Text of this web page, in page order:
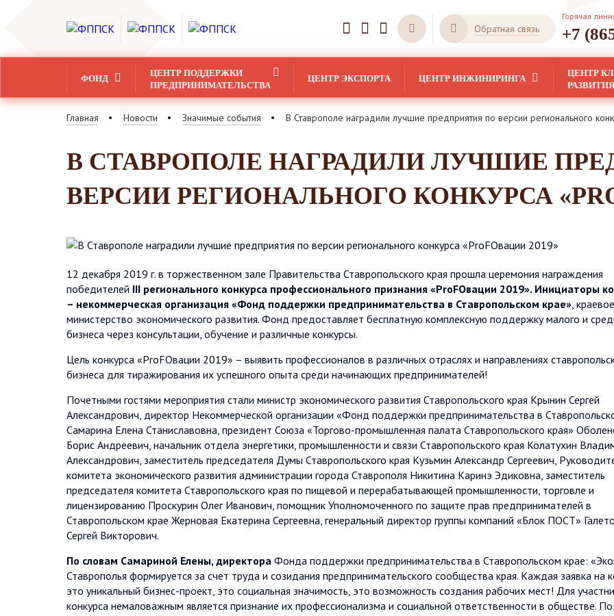
Обратная связь
Горячая
+7
ФОНД
ЦЕНТР ПОДДЕРЖКИ
ПРЕДПРИНИМАТЕЛЬСТВА
ЦЕНТР ЭКСПОРТА ЦЕНТР ИНЖИНИРИНГА
ЦЕНТР
РАЗВИТИЯ
Главная Новости Значимые события В Ставрополе наградили лучшие предприятия по версии регионального
В СТАВРОПОЛЕ НАГРАДИЛИ ЛУЧШИЕ
ВЕРСИИ РЕГИОНАЛЬНОГО КОНКУРСА
12 декабря 2019 г. в торжественном зале Правительства Ставропольского края прошла церемония награждения
победителей III регионального конкурса профессионального признания «РrоFОвации 2019». Инициаторы
– некоммерческая организация «Фонд поддержки предпринимательства в Ставропольском крае», краевое
министерство экономического развития. Фонд предоставляет бесплатную комплексную поддержку малого и
бизнеса через консультации, обучение и различные конкурсы.
Цель конкурса «РrоFОвации 2019» – выявить профессионалов в различных отраслях и направлениях
бизнеса для тиражирования их успешного опыта среди начинающих предпринимателей!
Почетными гостями мероприятия стали министр экономического развития Ставропольского края Крынин Сергей
Александрович, директор Некоммерческой организации «Фонд поддержки предпринимательства в
Самарина Елена Станиславовна, президент Союза «Торгово-промышленная палата Ставропольского края»
Борис Андреевич, начальник отдела энергетики, промышленности и связи Ставропольского края Колатухин
Александрович, заместитель председателя Думы Ставропольского края Кузьмин Александр Сергеевич,
комитета экономического развития администрации города Ставрополя Никитина Каринэ Эдиковна, заместитель
председателя комитета Ставропольского края по пищевой и перерабатывающей промышленности, торговле и
лицензированию Проскурин Олег Иванович, помощник Уполномоченного по защите прав предпринимателей в
Ставропольском крае Жерновая Екатерина Сергеевна, генеральный директор группы компаний «Блок ПОСТ»
Сергей Викторович.
По словам Самариной Елены, директора Фонда поддержки предпринимательства в Ставропольском крае:
Ставрополья формируется за счет труда и созидания предпринимательского сообщества края. Каждая заявка на
это уникальный бизнес-проект, это социальная значимость, это возможность создания рабочих мест! Для
конкурса немаловажным является признание их профессионализма и социальной ответственности в обществе.